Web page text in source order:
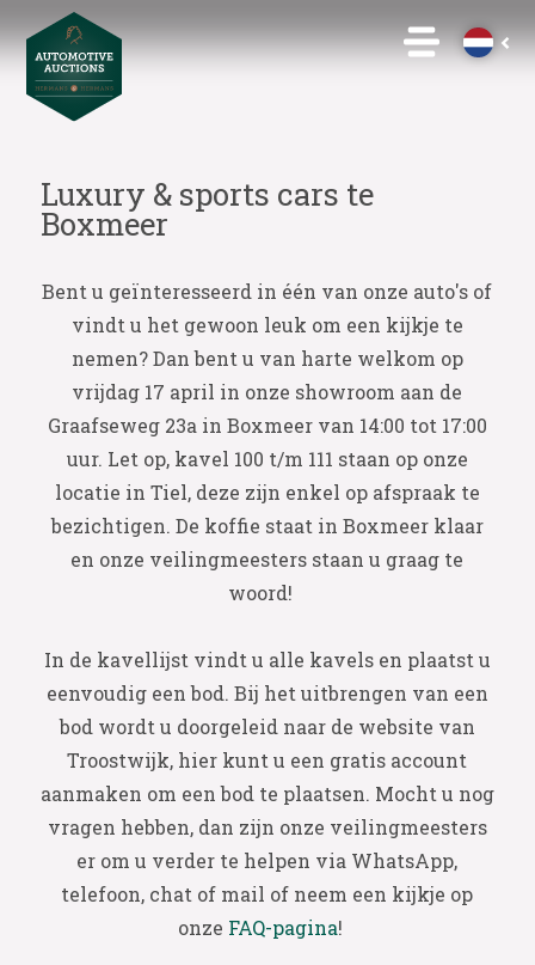
Luxury & sports cars te
Boxmeer
Bent u geïnteresseerd in één van onze auto's of
vindt u het gewoon leuk om een kijkje te
nemen? Dan bent u van harte welkom op
vrijdag 17 april in onze showroom aan de
Graafseweg 23a in Boxmeer van 14:00 tot 17:00
uur. Let op, kavel 100 t/m 111 staan op onze
locatie in Tiel, deze zijn enkel op afspraak te
bezichtigen. De koffie staat in Boxmeer klaar
en onze veilingmeesters staan u graag te
woord!
In de kavellijst vindt u alle kavels en plaatst u
eenvoudig een bod. Bij het uitbrengen van een
bod wordt u doorgeleid naar de website van
Troostwijk, hier kunt u een gratis account
aanmaken om een bod te plaatsen. Mocht u nog
vragen hebben, dan zijn onze veilingmeesters
er om u verder te helpen via WhatsApp,
telefoon, chat of mail of neem een kijkje op
onze FAQ-pagina!